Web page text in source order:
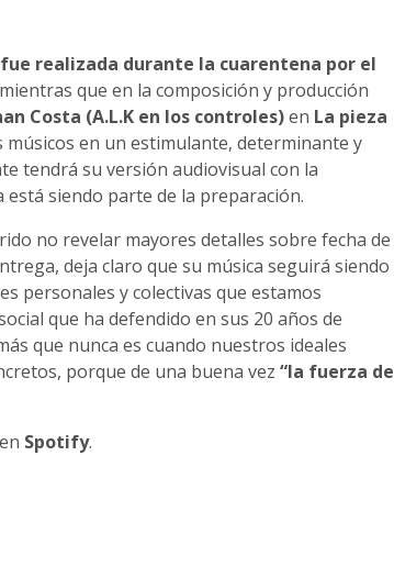
realizada durante la cuarentena por el
que en la composición y producción
Costa (A.L.K en los controles)en La pieza
en un estimulante, determinante y
tendrá su versión audiovisual con la
siendo parte de la preparación.
no revelar mayores detalles sobre fecha de
deja claro que su música seguirá siendo
personales y colectivas que estamos
que ha defendido en sus 20 años de
que nunca es cuando nuestros ideales
porque de una buena vez “la fuerza de
en Spotify.